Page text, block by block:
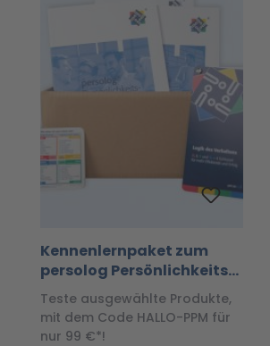
Kennenlernpaket zum
persolog Persönlichkeits-
Modell
Teste ausgewählte Produkte,
mit dem Code HALLO-PPM für
nur 99 €*!